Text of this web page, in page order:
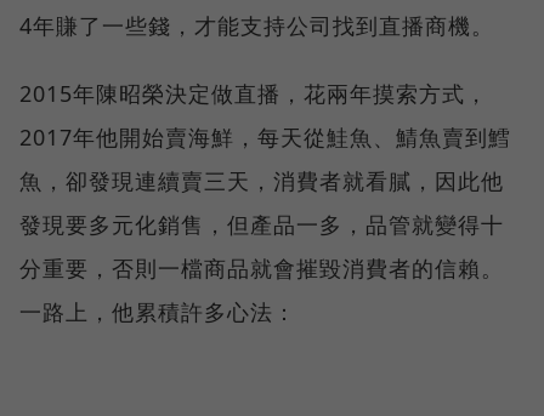
4年賺了一些錢，才能支持公司找到直播商機。
2015年陳昭榮決定做直播，花兩年摸索方式，
2017年他開始賣海鮮，每天從鮭魚、鯖魚賣到鱈
魚，卻發現連續賣三天，消費者就看膩，因此他
發現要多元化銷售，但產品一多，品管就變得十
分重要，否則一檔商品就會摧毀消費者的信賴。
一路上，他累積許多心法：